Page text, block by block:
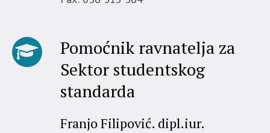
Pomoćnik ravnatelja za
Sektor studentskog
standarda
Franjo Filipović. dipl.iur.